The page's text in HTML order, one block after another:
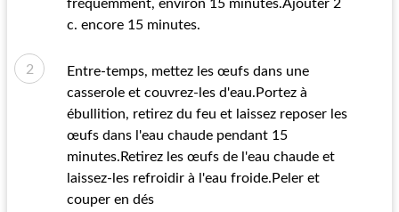
fréquemment, environ 15 minutes.Ajouter 2
c. encore 15 minutes.
Entre-temps, mettez les œufs dans une
casserole et couvrez-les d'eau.Portez à
ébullition, retirez du feu et laissez reposer les
œufs dans l'eau chaude pendant 15
minutes.Retirez les œufs de l'eau chaude et
laissez-les refroidir à l'eau froide.Peler et
couper en dés